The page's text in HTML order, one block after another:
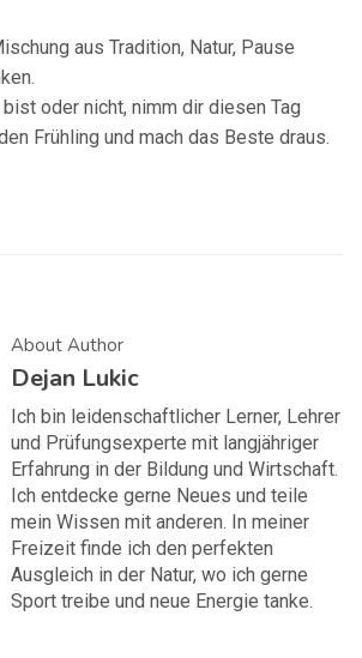
aus Tradition, Natur, Pause
oder nicht, nimm dir diesen Tag
Frühling und mach das Beste draus.
About Author
Dejan Lukic
Ich bin leidenschaftlicher Lerner, Lehrer
und Prüfungsexperte mit langjähriger
Erfahrung in der Bildung und Wirtschaft.
Ich entdecke gerne Neues und teile
mein Wissen mit anderen. In meiner
Freizeit finde ich den perfekten
Ausgleich in der Natur, wo ich gerne
Sport treibe und neue Energie tanke.